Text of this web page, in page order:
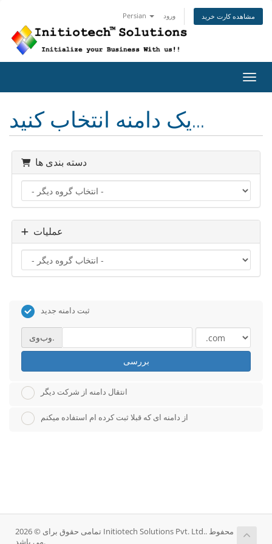
Persian ورود مشاهده کارت خرید
یک دامنه انتخاب کنید...
دسته بندی ها
عملیات
ثبت دامنه جدید
وب‌وی.
بررسی
انتقال دامنه از شرکت دیگر
از دامنه ای که قبلا ثبت کرده ام استفاده میکنم
تمامی حقوق برای © 2026 Initiotech Solutions Pvt. Ltd.. محفوط
می باشد.